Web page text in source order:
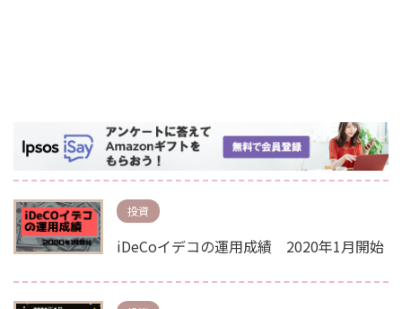
投資
iDeCoイデコの運用成績 2020年1月開始